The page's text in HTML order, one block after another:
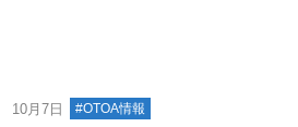
10月7日 #OTOA情報